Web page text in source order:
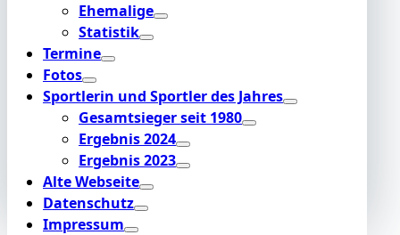
Ehemalige
Statistik
Termine
Fotos
Sportlerin und Sportler des Jahres
Gesamtsieger seit 1980
Ergebnis 2024
Ergebnis 2023
Alte Webseite
Datenschutz
Impressum